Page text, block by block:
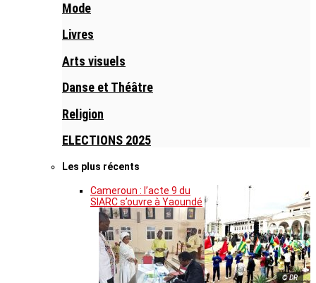
Mode
Livres
Arts visuels
Danse et Théâtre
Religion
ELECTIONS 2025
Les plus récents
© DR
Cameroun : l’acte 9 du
SIARC s’ouvre à Yaoundé